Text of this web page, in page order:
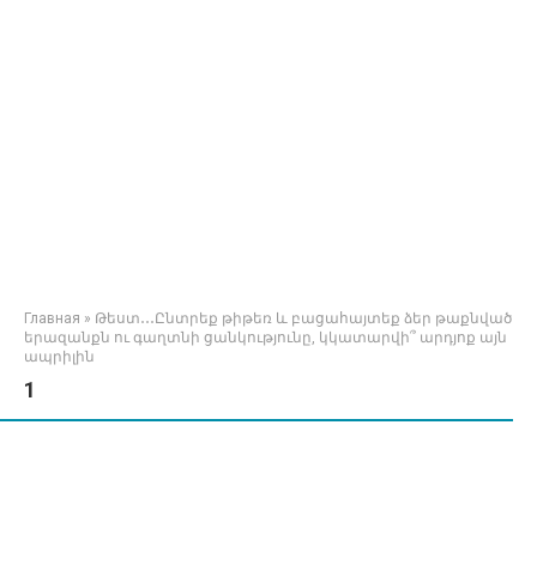
Главная » Թեստ․․․Ընտրեք թիթեռ և բացահայտեք ձեր թաքնված
երազանքն ու գաղտնի ցանկությունը, կկատարվի՞ արդյոք այն
ապրիլին
1